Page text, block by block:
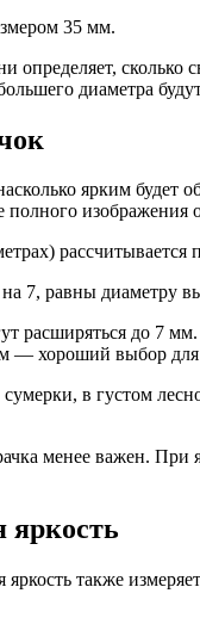
35 мм.
определяет,
диаметра
полного
7, равны диаметру
расширяться до 7
— хороший выбор
сумерки, в густом
менее важен. При
яркость